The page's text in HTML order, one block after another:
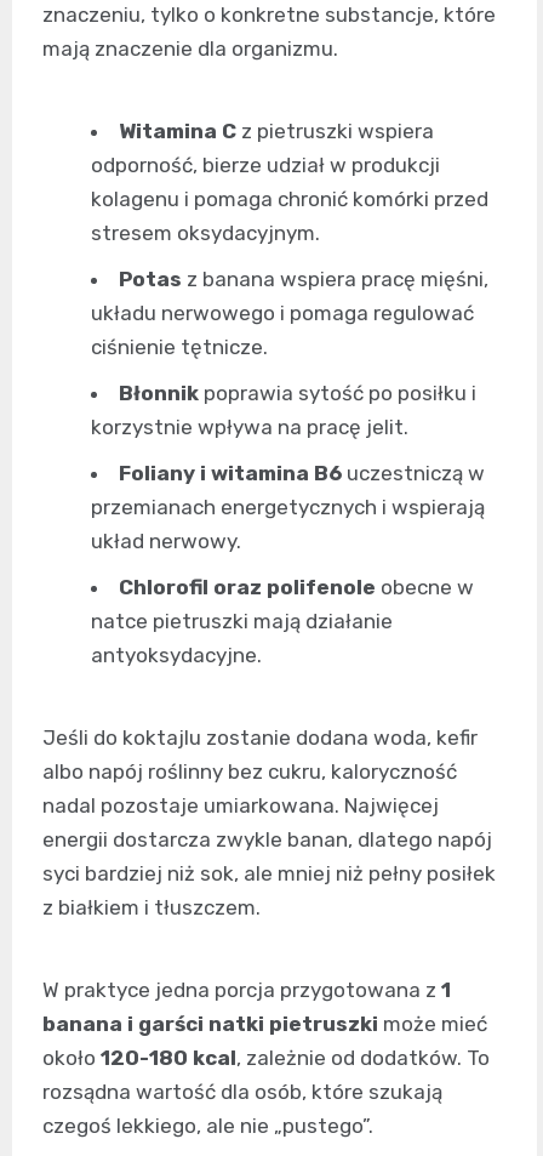
znaczeniu, tylko o konkretne substancje, które
mają znaczenie dla organizmu.
Witamina C z pietruszki wspiera
odporność, bierze udział w produkcji
kolagenu i pomaga chronić komórki przed
stresem oksydacyjnym.
Potas z banana wspiera pracę mięśni,
układu nerwowego i pomaga regulować
ciśnienie tętnicze.
Błonnik poprawia sytość po posiłku i
korzystnie wpływa na pracę jelit.
Foliany i witamina B6 uczestniczą w
przemianach energetycznych i wspierają
układ nerwowy.
Chlorofil oraz polifenole obecne w
natce pietruszki mają działanie
antyoksydacyjne.
Jeśli do koktajlu zostanie dodana woda, kefir
albo napój roślinny bez cukru, kaloryczność
nadal pozostaje umiarkowana. Najwięcej
energii dostarcza zwykle banan, dlatego napój
syci bardziej niż sok, ale mniej niż pełny posiłek
z białkiem i tłuszczem.
W praktyce jedna porcja przygotowana z 1
banana i garści natki pietruszki może mieć
około 120-180 kcal, zależnie od dodatków. To
rozsądna wartość dla osób, które szukają
czegoś lekkiego, ale nie „pustego”.